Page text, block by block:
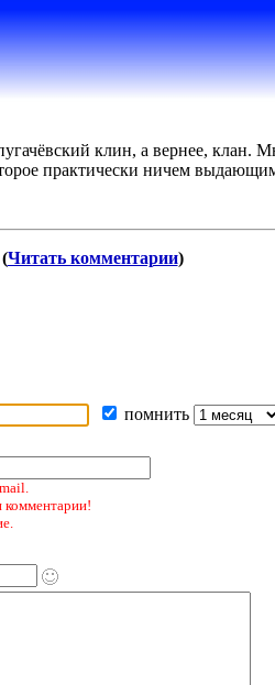
клин, а вернее, клан.
практически ничем
(Читать комментарии)
помнить
комментарии!